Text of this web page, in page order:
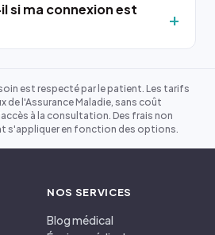
si ma connexion est
est respecté par le patient. Les tarifs
de l'Assurance Maladie, sans coût
à la consultation. Des frais non
s'appliquer en fonction des options.
NOS SERVICES
Blog médical